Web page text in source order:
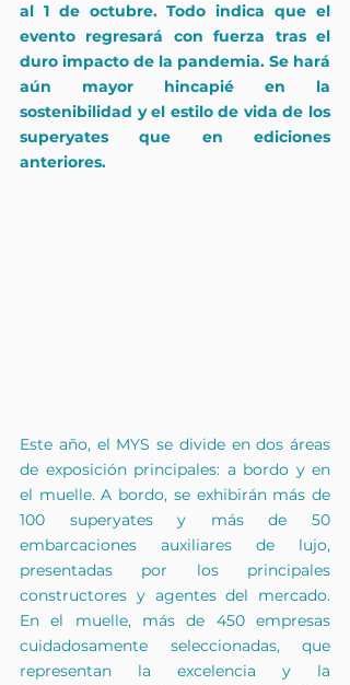
al 1 de octubre. Todo indica que el
evento regresará con fuerza tras el
duro impacto de la pandemia. Se hará
aún mayor hincapié en la
sostenibilidad y el estilo de vida de los
superyates que en ediciones
anteriores.
Este año, el MYS se divide en dos áreas
de exposición principales: a bordo y en
el muelle. A bordo, se exhibirán más de
100 superyates y más de 50
embarcaciones auxiliares de lujo,
presentadas por los principales
constructores y agentes del mercado.
En el muelle, más de 450 empresas
cuidadosamente seleccionadas, que
representan la excelencia y la